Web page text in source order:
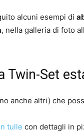
alcuni esempi di
, nella galleria di foto
Twin-Set
anche altri) che
tulle con dettagli in